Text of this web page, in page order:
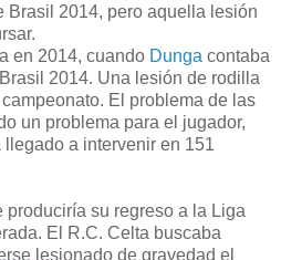
Brasil 2014, pero aquella lesión
en 2014, cuando Dunga contaba
2014. Una lesión de rodilla
El problema de las
un problema para el jugador,
a intervenir en 151
produciría su regreso a la Liga
El R.C. Celta buscaba
lesionado de gravedad el